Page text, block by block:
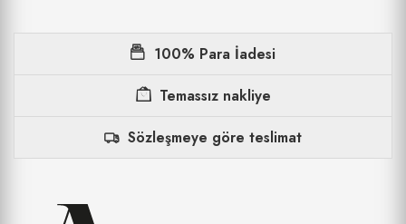
100% Para İadesi
Temassız nakliye
Sözleşmeye göre teslimat